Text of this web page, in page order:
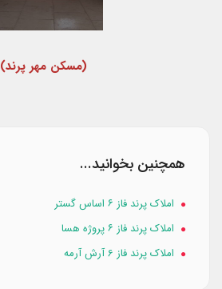
(مسکن مهر پرند)
همچنین بخوانید...
املاک پرند فاز ۶ اساس گستر
املاک پرند فاز ۶ پروژه هسا
املاک پرند فاز 6 آرش آرمه